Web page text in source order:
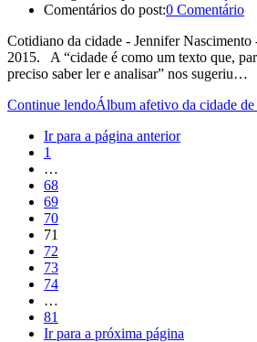
Comentários do post:0 Comentário
Cotidiano da cidade - Jennifer
2015. A “cidade é como um texto que,
preciso saber ler e analisar” nos sugeriu…
Continue lendoÁlbum afetivo da cidade de
Ir para a página anterior
1
…
68
69
70
71
72
73
74
…
81
Ir para a próxima página